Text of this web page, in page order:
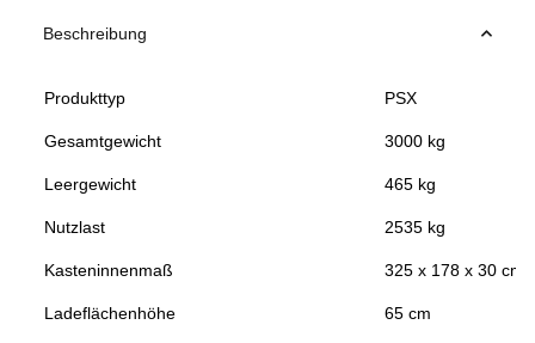
Beschreibung
Produkttyp PSX
Gesamtgewicht 3000 kg
Leergewicht 465 kg
Nutzlast 2535 kg
Kasteninnenmaß 325 x 178 x 30 cm
Ladeflächenhöhe 65 cm